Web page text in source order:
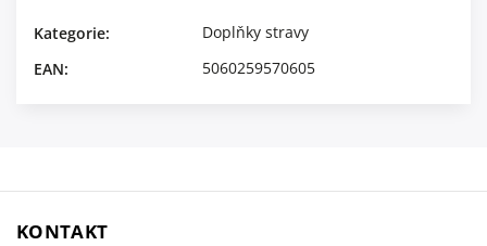
Kategorie:
Doplňky stravy
EAN: 5060259570605
KONTAKT